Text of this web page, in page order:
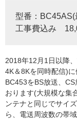
型番：BC45AS(
工事費込み
2018年12月1日以降
4K＆8Kを同時配信)
BC453をBS放送、
おります(大規模な集
ンテナと同じでサイ
ら、電送周波数の帯